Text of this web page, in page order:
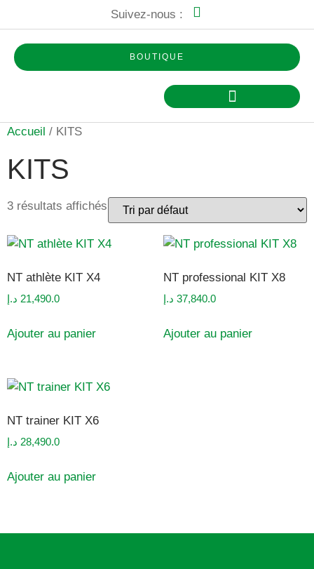
Suivez-nous :
BOUTIQUE
Accueil / KITS
KITS
3 résultats affichés
NT athlète KIT X4
21,490.0 د.إ
Ajouter au panier
NT professional KIT X8
37,840.0 د.إ
Ajouter au panier
NT trainer KIT X6
28,490.0 د.إ
Ajouter au panier